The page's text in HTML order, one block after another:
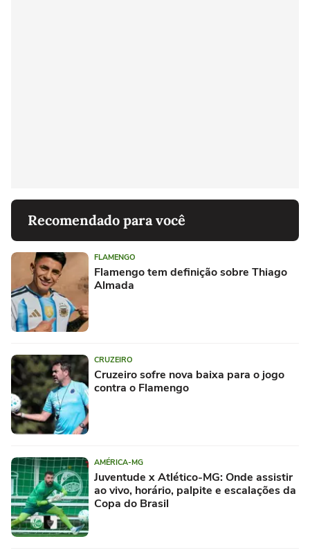
Recomendado para você
FLAMENGO
Flamengo tem definição sobre Thiago
Almada
CRUZEIRO
Cruzeiro sofre nova baixa para o jogo
contra o Flamengo
AMÉRICA-MG
Juventude x Atlético-MG: Onde assistir
ao vivo, horário, palpite e escalações da
Copa do Brasil